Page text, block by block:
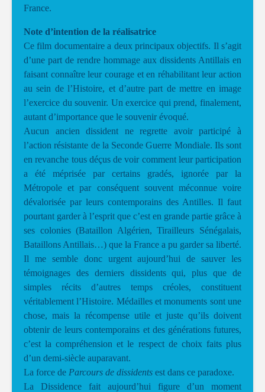
France.
Note d’intention de la réalisatrice
Ce film documentaire a deux principaux objectifs. Il s’agit
d’une part de rendre hommage aux dissidents Antillais en
faisant connaître leur courage et en réhabilitant leur action
au sein de l’Histoire, et d’autre part de mettre en image
l’exercice du souvenir. Un exercice qui prend, finalement,
autant d’importance que le souvenir évoqué.
Aucun ancien dissident ne regrette avoir participé à
l’action résistante de la Seconde Guerre Mondiale. Ils sont
en revanche tous déçus de voir comment leur participation
a été méprisée par certains gradés, ignorée par la
Métropole et par conséquent souvent méconnue voire
dévalorisée par leurs contemporains des Antilles. Il faut
pourtant garder à l’esprit que c’est en grande partie grâce à
ses colonies (Bataillon Algérien, Tirailleurs Sénégalais,
Bataillons Antillais…) que la France a pu garder sa liberté.
Il me semble donc urgent aujourd’hui de sauver les
témoignages des derniers dissidents qui, plus que de
simples récits d’autres temps créoles, constituent
véritablement l’Histoire. Médailles et monuments sont une
chose, mais la récompense utile et juste qu’ils doivent
obtenir de leurs contemporains et des générations futures,
c’est la compréhension et le respect de choix faits plus
d’un demi-siècle auparavant.
La force de Parcours de dissidents est dans ce paradoxe.
La Dissidence fait aujourd’hui figure d’un moment